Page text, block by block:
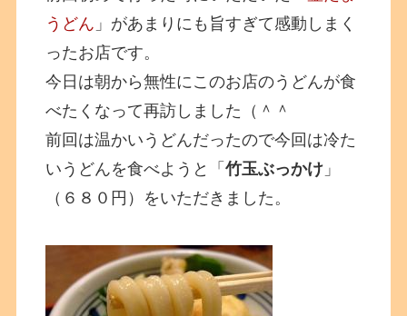
うどん 」があまりにも旨すぎて感動しまく
ったお店です。
今日は朝から無性にこのお店のうどんが食
べたくなって再訪しました（＾＾
前回は温かいうどんだったので今回は冷た
いうどんを食べようと「竹玉ぶっかけ 」
（６８０円）をいただきました。